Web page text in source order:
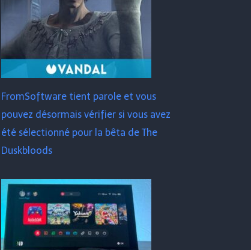
FromSoftware tient parole et vous
pouvez désormais vérifier si vous avez
été sélectionné pour la bêta de The
Duskbloods